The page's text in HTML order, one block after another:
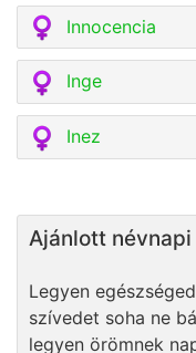
Innocencia
Inge
Inez
Ajánlott
Legyen
szívedet soha ne
legyen örömnek